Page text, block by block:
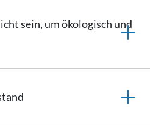
sein, um ökologisch und